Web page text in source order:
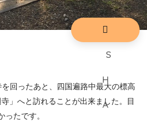
回ったあと、四国遍路中最大の標高
」へと訪れることが出来ました。目
ったです。